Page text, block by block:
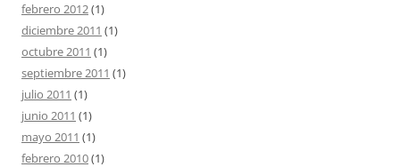
febrero 2012(1)
diciembre 2011 (1)
octubre 2011 (1)
septiembre 2011 (1)
julio 2011 (1)
junio 2011 (1)
mayo 2011 (1)
febrero 2010(1)